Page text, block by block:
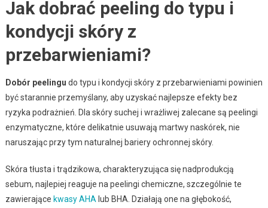
Jak dobrać peeling do typu i
kondycji skóry z
przebarwieniami?
Dobór peelingu do typu i kondycji skóry z przebarwieniami powinien
być starannie przemyślany, aby uzyskać najlepsze efekty bez
ryzyka podrażnień. Dla skóry suchej i wrażliwej zalecane są peelingi
enzymatyczne, które delikatnie usuwają martwy naskórek, nie
naruszając przy tym naturalnej bariery ochronnej skóry.
Skóra tłusta i trądzikowa, charakteryzująca się nadprodukcją
sebum, najlepiej reaguje na peelingi chemiczne, szczególnie te
zawierające kwasy AHA lub BHA. Działają one na głębokość,